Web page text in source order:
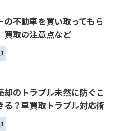
の不動車を買い取ってもら
買取の注意点など
却のトラブル未然に防ぐこ
る？車買取トラブル対応術